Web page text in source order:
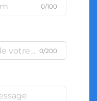
0/100
0/200